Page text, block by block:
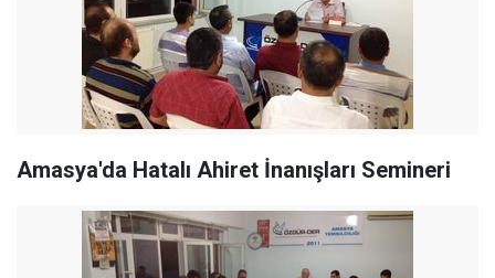
Amasya'da Hatalı Ahiret İnanışları Semineri